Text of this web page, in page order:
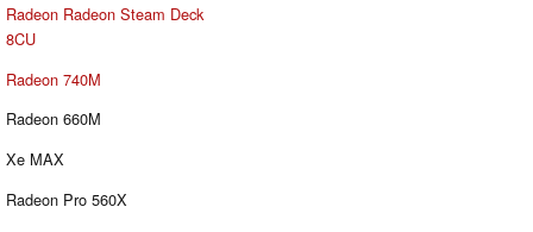
Radeon Radeon Steam Deck
8CU
Radeon 740M
Radeon 660M
Xe MAX
Radeon Pro 560X